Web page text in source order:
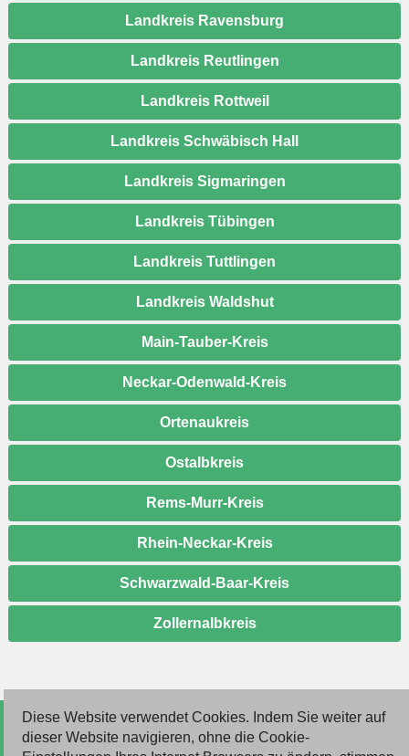
Landkreis Ravensburg
Landkreis Reutlingen
Landkreis Rottweil
Landkreis Schwäbisch Hall
Landkreis Sigmaringen
Landkreis Tübingen
Landkreis Tuttlingen
Landkreis Waldshut
Main-Tauber-Kreis
Neckar-Odenwald-Kreis
Ortenaukreis
Ostalbkreis
Rems-Murr-Kreis
Rhein-Neckar-Kreis
Schwarzwald-Baar-Kreis
Zollernalbkreis
© 2026 Deutsche Jobmarkt GmbH
Diese Website verwendet Cookies. Indem Sie weiter auf
dieser Website navigieren, ohne die Cookie-